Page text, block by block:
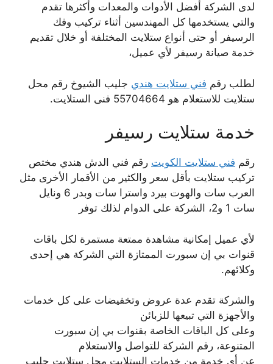
لدى الشركة أفضل الأدوات والمعدات وأكثرها تقدم
والتي يستخدمها كل المهندسين أثناء تركيب وفك
الرسيفر أو حتى أنواع ستلايت المختلفة أو خلال تقديم
خدمة صيانة رسيفر لأي عميل،
لطلب رقم فني ستلايت هندي جليب الشيوخ رقم محل
ستلايت للاستعلام هو 55704664 فنى الستلايت.
خدمة ستلايت رسيفر
رقم فني ستلايت الكويت رقم فني الدش هندي مختص
تركيب ستلايت بأقل سعر والكثير من الأقمار الأخرى مثل
العرب سات والهوت بيرد واسترا سات وبدر 6 ونايل
سات 1 و2، الشركة على الدوام لذلك توفر
لأي عميل إمكانية مشاهدة ممتعة مستمرة لكل باقات
قنوات بي إن سبورت الممتازة التي الشركة هي إحدى
وكلائهم.
والشركة تقدم عدة عروض وتخفيضات على كل خدمات
والأجهزة التي تبيعها للزبائن
وعلى كل الباقات الخاصة بقنوات بي إن سبورت
المتنوعة، رقم الشركة للتواصل والاستعلام
عن أي خدمة من خدمات الستلايت محل ستلايت جليب